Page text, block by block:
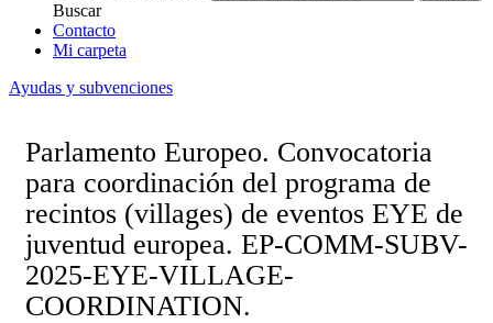
Buscar
Contacto
Mi carpeta
Ayudas y subvenciones
Parlamento Europeo. Convocatoria
para coordinación del programa de
recintos (villages) de eventos EYE de
juventud europea. EP-COMM-SUBV-
2025-EYE-VILLAGE-
COORDINATION.